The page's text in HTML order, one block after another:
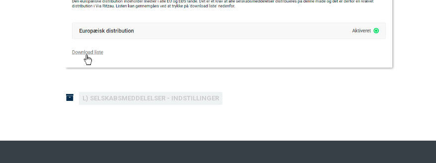
L) SELSKABSMEDDELELSER - INDSTILLINGER